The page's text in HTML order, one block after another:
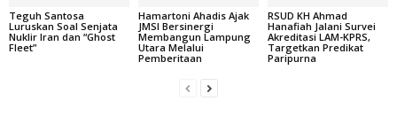
Teguh Santosa
Luruskan Soal Senjata
Nuklir Iran dan “Ghost
Fleet”
Hamartoni Ahadis Ajak
JMSI Bersinergi
Membangun Lampung
Utara Melalui
Pemberitaan
RSUD KH Ahmad
Hanafiah Jalani Survei
Akreditasi LAM-KPRS,
Targetkan Predikat
Paripurna